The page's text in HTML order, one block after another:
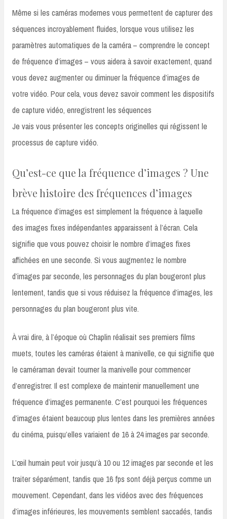
Même si les caméras modernes vous permettent de capturer des
séquences incroyablement fluides, lorsque vous utilisez les
paramètres automatiques de la caméra – comprendre le concept
de fréquence d’images – vous aidera à savoir exactement, quand
vous devez augmenter ou diminuer la fréquence d’images de
votre vidéo. Pour cela, vous devez savoir comment les dispositifs
de capture vidéo, enregistrent les séquences
Je vais vous présenter les concepts originelles qui régissent le
processus de capture vidéo.
Qu’est-ce que la fréquence d’images ? Une
brève histoire des fréquences d’images
La fréquence d’images est simplement la fréquence à laquelle
des images fixes indépendantes apparaissent à l’écran. Cela
signifie que vous pouvez choisir le nombre d’images fixes
affichées en une seconde. Si vous augmentez le nombre
d’images par seconde, les personnages du plan bougeront plus
lentement, tandis que si vous réduisez la fréquence d’images, les
personnages du plan bougeront plus vite.
À vrai dire, à l’époque où Chaplin réalisait ses premiers films
muets, toutes les caméras étaient à manivelle, ce qui signifie que
le caméraman devait tourner la manivelle pour commencer
d’enregistrer. Il est complexe de maintenir manuellement une
fréquence d’images permanente. C’est pourquoi les fréquences
d’images étaient beaucoup plus lentes dans les premières années
du cinéma, puisqu’elles variaient de 16 à 24 images par seconde.
L’œil humain peut voir jusqu’à 10 ou 12 images par seconde et les
traiter séparément, tandis que 16 fps sont déjà perçus comme un
mouvement. Cependant, dans les vidéos avec des fréquences
d’images inférieures, les mouvements semblent saccadés, tandis